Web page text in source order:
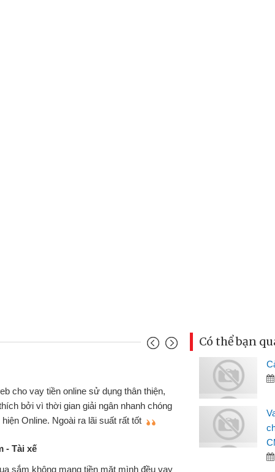
gấp nên định cầm cố chiếc xe wave
đã có gói vay tiền bằng CMND online
mặt nên rất tiện lợi, sẽ giới thiệu cho bạn
hóa
Có thể bạn